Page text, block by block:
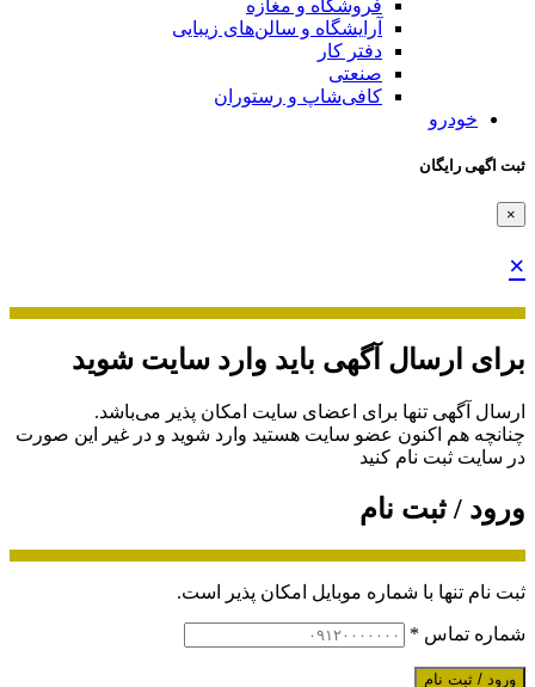
فروشگاه و مغازه
آرایشگاه و سالن‌های زیبایی
دفتر کار
صنعتی
کافی‌شاپ و رستوران
خودرو
ثبت اگهی رایگان
×
×
برای ارسال آگهی باید وارد سایت شوید
ارسال آگهی تنها برای اعضای سایت امکان پذیر می‌باشد.
چنانچه هم‌ اکنون عضو سایت هستید وارد شوید و در غیر این صورت
در سایت ثبت نام کنید
ورود / ثبت نام
ثبت نام تنها با شماره موبایل امکان پذیر است.
شماره تماس *
ورود / ثبت نام